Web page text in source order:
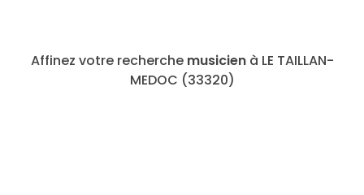
Affinez votre recherche musicienà LE TAILLAN-
MEDOC (33320)